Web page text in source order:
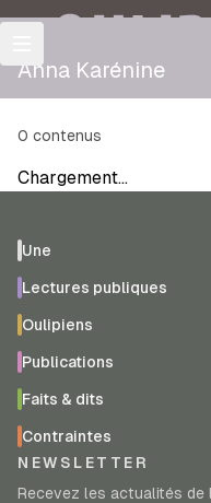
Anna Karénine
0 contenus
Chargement…
Une
Lectures publiques
Oulipiens
Publications
Faits & dits
Contraintes
NEWSLETTER
Recevez les actualités de